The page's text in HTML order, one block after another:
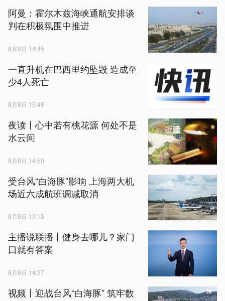
阿曼：霍尔木兹海峡通航安排谈
判在积极氛围中推进
8月8日 14:45
一直升机在巴西里约坠毁 造成至
少4人死亡
8月8日 15:46
夜读丨心中若有桃花源 何处不是
水云间
8月8日 14:50
受台风“白海豚”影响 上海两大机
场近六成航班调减取消
8月8日 15:15
主播说联播丨健身去哪儿？家门
口就有答案
8月8日 14:57
视频丨迎战台风“白海豚” 筑牢数